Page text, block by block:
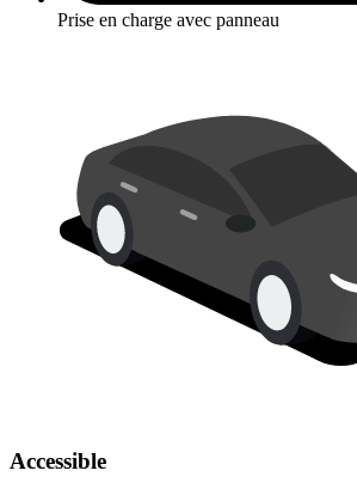
Prise en charge avec panneau
Accessible